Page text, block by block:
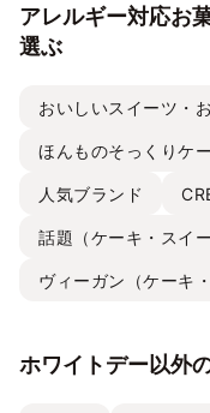
アレルギー対応お
選ぶ
おいしいスイーツ・
ほんものそっくりケ
人気ブランド
話題（ケーキ・スイ
ヴィーガン（ケーキ
ホワイトデー以外